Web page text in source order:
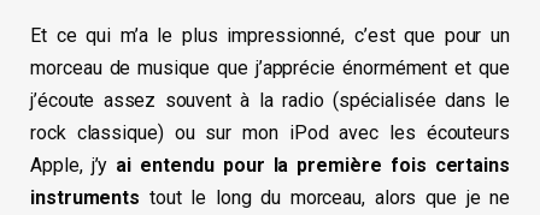
Et ce qui m’a le plus impressionné, c’est que pour un
morceau de musique que j’apprécie énormément et que
j’écoute assez souvent à la radio (spécialisée dans le
rock classique) ou sur mon iPod avec les écouteurs
Apple, j’y ai entendu pour la première fois certains
instruments tout le long du morceau, alors que je ne